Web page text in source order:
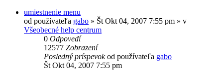
umiestnenie menu
od používateľa gabo » Št Okt 04, 2007 7:55 pm » v
Všeobecné help centrum
0 Odpovedí
12577 Zobrazení
Posledný príspevokod používateľa gabo
Št Okt 04, 2007 7:55 pm